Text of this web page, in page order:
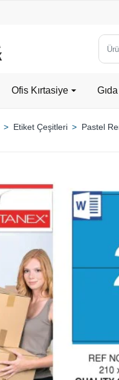
Ürün,
Ofis Kırtasiye
Etiket Çeşitleri Pastel